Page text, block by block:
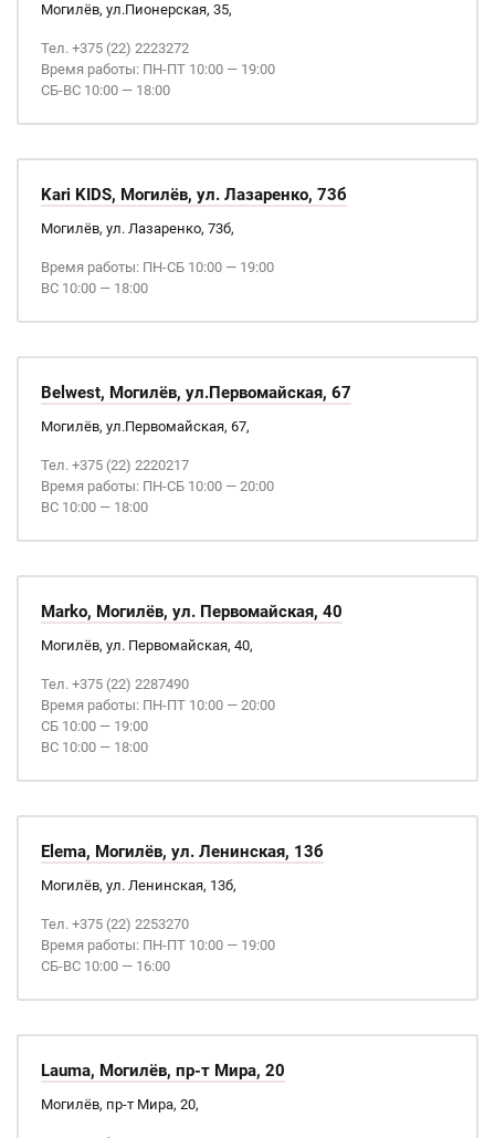
Могилёв, ул.Пионерская, 35,
Тел. +375 (22) 2223272
Время работы: ПН-ПТ 10:00 — 19:00
СБ-ВС 10:00 — 18:00
Kari KIDS, Могилёв, ул. Лазаренко, 73б
Могилёв, ул. Лазаренко, 73б,
Время работы: ПН-СБ 10:00 — 19:00
ВС 10:00 — 18:00
Belwest, Могилёв, ул.Первомайская, 67
Могилёв, ул.Первомайская, 67,
Тел. +375 (22) 2220217
Время работы: ПН-СБ 10:00 — 20:00
ВС 10:00 — 18:00
Marko, Могилёв, ул. Первомайская, 40
Могилёв, ул. Первомайская, 40,
Тел. +375 (22) 2287490
Время работы: ПН-ПТ 10:00 — 20:00
СБ 10:00 — 19:00
ВС 10:00 — 18:00
Elema, Могилёв, ул. Ленинская, 13б
Могилёв, ул. Ленинская, 13б,
Тел. +375 (22) 2253270
Время работы: ПН-ПТ 10:00 — 19:00
СБ-ВС 10:00 — 16:00
Lauma, Могилёв, пр-т Мира, 20
Могилёв, пр-т Мира, 20,